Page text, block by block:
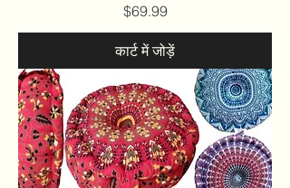
मूल्य
$69.99
कार्ट में जोड़ें